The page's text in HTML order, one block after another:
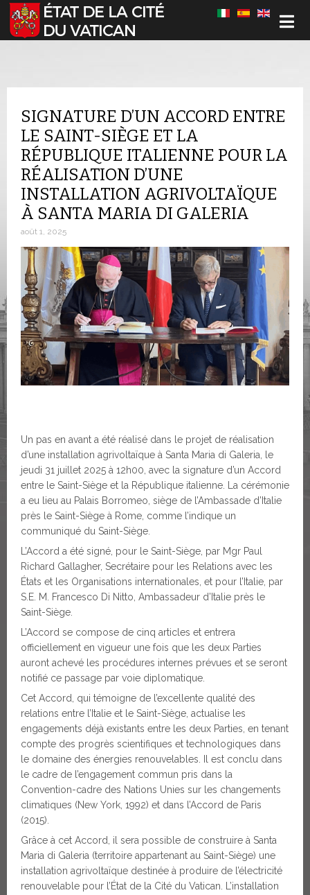
Sélectionnez votre langue
SIGNATURE D’UN ACCORD ENTRE
LE SAINT-SIÈGE ET LA
RÉPUBLIQUE ITALIENNE POUR LA
RÉALISATION D’UNE
INSTALLATION AGRIVOLTAÏQUE
À SANTA MARIA DI GALERIA
août 1, 2025
Un pas en avant a été réalisé dans le projet de réalisation
d’une installation agrivoltaïque à Santa Maria di Galeria, le
jeudi 31 juillet 2025 à 12h00, avec la signature d’un Accord
entre le Saint-Siège et la République italienne. La cérémonie
a eu lieu au Palais Borromeo, siège de l’Ambassade d’Italie
près le Saint-Siège à Rome, comme l’indique un
communiqué du Saint-Siège.
L’Accord a été signé, pour le Saint-Siège, par Mgr Paul
Richard Gallagher, Secrétaire pour les Relations avec les
États et les Organisations internationales, et pour l’Italie, par
S.E. M. Francesco Di Nitto, Ambassadeur d’Italie près le
Saint-Siège.
L’Accord se compose de cinq articles et entrera
officiellement en vigueur une fois que les deux Parties
auront achevé les procédures internes prévues et se seront
notifié ce passage par voie diplomatique.
Cet Accord, qui témoigne de l’excellente qualité des
relations entre l’Italie et le Saint-Siège, actualise les
engagements déjà existants entre les deux Parties, en tenant
compte des progrès scientifiques et technologiques dans
le domaine des énergies renouvelables. Il est conclu dans
le cadre de l’engagement commun pris dans la
Convention-cadre des Nations Unies sur les changements
climatiques (New York, 1992) et dans l’Accord de Paris
(2015).
Grâce à cet Accord, il sera possible de construire à Santa
Maria di Galeria (territoire appartenant au Saint-Siège) une
installation agrivoltaïque destinée à produire de l’électricité
renouvelable pour l’État de la Cité du Vatican. L’installation